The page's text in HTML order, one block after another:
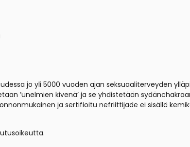
jo yli 5000 vuoden ajan seksuaaliterveyden
’unelmien kivenä’ ja se yhdistetään
ja sertifioitu nefriittijade ei sisällä